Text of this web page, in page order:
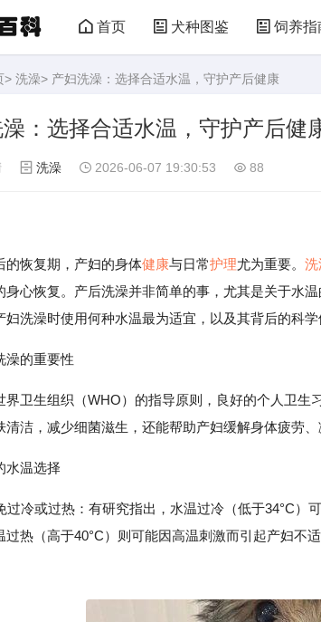
首页 犬种图鉴 饲养指
> 洗澡> 产妇洗澡：选择合适水温，守护产后健康
：选择合适水温，守护产后健
洗澡 2026-06-07 19:30:53 88
恢复期，产妇的身体健康与日常护理尤为重要。 洗
身心恢复。产后洗澡并非简单的事，尤其是关于水
妇洗澡时使用何种水温最为适宜，以及其背后的科学
澡的重要性
界卫生组织（WHO）的指导原则，良好的个人卫生
清洁，减少细菌滋生，还能帮助产妇缓解身体疲劳
水温选择
过冷或过热：有研究指出，水温过冷（低于34°C
过热（高于40°C）则可能因高温刺激而引起产妇不